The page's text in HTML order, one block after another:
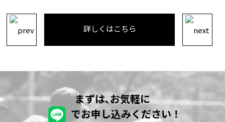
詳しくはこちら
まずは､お気軽に
でお申し込みください！